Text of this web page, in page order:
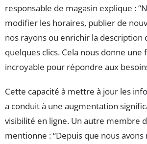
responsable de magasin explique :
modifier les horaires, publier de
nos rayons ou enrichir la description
quelques clics. Cela nous donne une
incroyable pour répondre aux
Cette capacité à mettre à jour les
a conduit à une augmentation
visibilité en ligne. Un autre membre
mentionne : “Depuis que nous